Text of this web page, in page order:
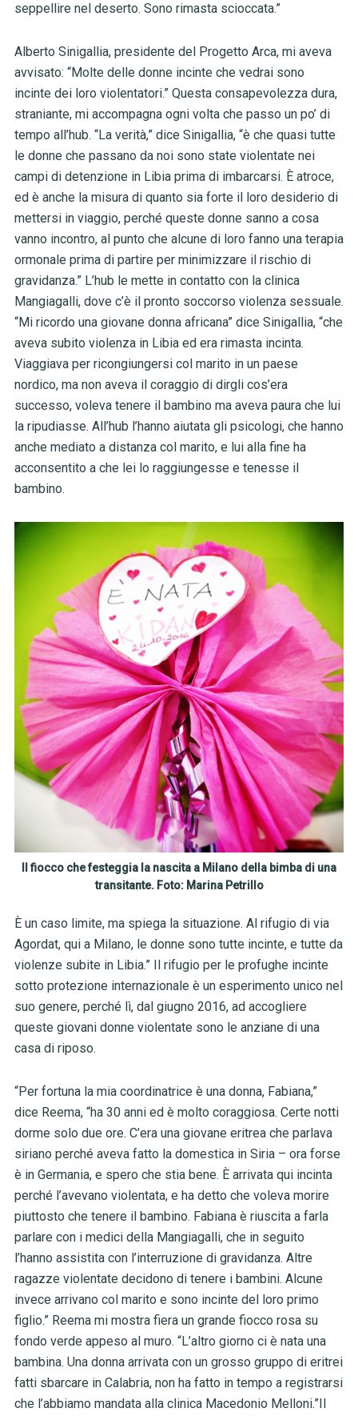
seppellire nel deserto. Sono rimasta scioccata.”
Alberto Sinigallia, presidente del Progetto Arca, mi aveva
avvisato: “Molte delle donne incinte che vedrai sono
incinte dei loro violentatori.” Questa consapevolezza dura,
straniante, mi accompagna ogni volta che passo un po’ di
tempo all’hub. “La verità,” dice Sinigallia, “è che quasi tutte
le donne che passano da noi sono state violentate nei
campi di detenzione in Libia prima di imbarcarsi. È atroce,
ed è anche la misura di quanto sia forte il loro desiderio di
mettersi in viaggio, perché queste donne sanno a cosa
vanno incontro, al punto che alcune di loro fanno una terapia
ormonale prima di partire per minimizzare il rischio di
gravidanza.” L’hub le mette in contatto con la clinica
Mangiagalli, dove c’è il pronto soccorso violenza sessuale.
“Mi ricordo una giovane donna africana” dice Sinigallia, “che
aveva subito violenza in Libia ed era rimasta incinta.
Viaggiava per ricongiungersi col marito in un paese
nordico, ma non aveva il coraggio di dirgli cos’era
successo, voleva tenere il bambino ma aveva paura che lui
la ripudiasse. All’hub l’hanno aiutata gli psicologi, che hanno
anche mediato a distanza col marito, e lui alla fine ha
acconsentito a che lei lo raggiungesse e tenesse il
bambino.
Il fiocco che festeggia la nascita a Milano della bimba di una
transitante. Foto: Marina Petrillo
È un caso limite, ma spiega la situazione. Al rifugio di via
Agordat, qui a Milano, le donne sono tutte incinte, e tutte da
violenze subite in Libia.” Il rifugio per le profughe incinte
sotto protezione internazionale è un esperimento unico nel
suo genere, perché lì, dal giugno 2016, ad accogliere
queste giovani donne violentate sono le anziane di una
casa di riposo.
“Per fortuna la mia coordinatrice è una donna, Fabiana,”
dice Reema, “ha 30 anni ed è molto coraggiosa. Certe notti
dorme solo due ore. C’era una giovane eritrea che parlava
siriano perché aveva fatto la domestica in Siria – ora forse
è in Germania, e spero che stia bene. È arrivata qui incinta
perché l’avevano violentata, e ha detto che voleva morire
piuttosto che tenere il bambino. Fabiana è riuscita a farla
parlare con i medici della Mangiagalli, che in seguito
l’hanno assistita con l’interruzione di gravidanza. Altre
ragazze violentate decidono di tenere i bambini. Alcune
invece arrivano col marito e sono incinte del loro primo
figlio.” Reema mi mostra fiera un grande fiocco rosa su
fondo verde appeso al muro. “L’altro giorno ci è nata una
bambina. Una donna arrivata con un grosso gruppo di eritrei
fatti sbarcare in Calabria, non ha fatto in tempo a registrarsi
che l’abbiamo mandata alla clinica Macedonio Melloni.”Il